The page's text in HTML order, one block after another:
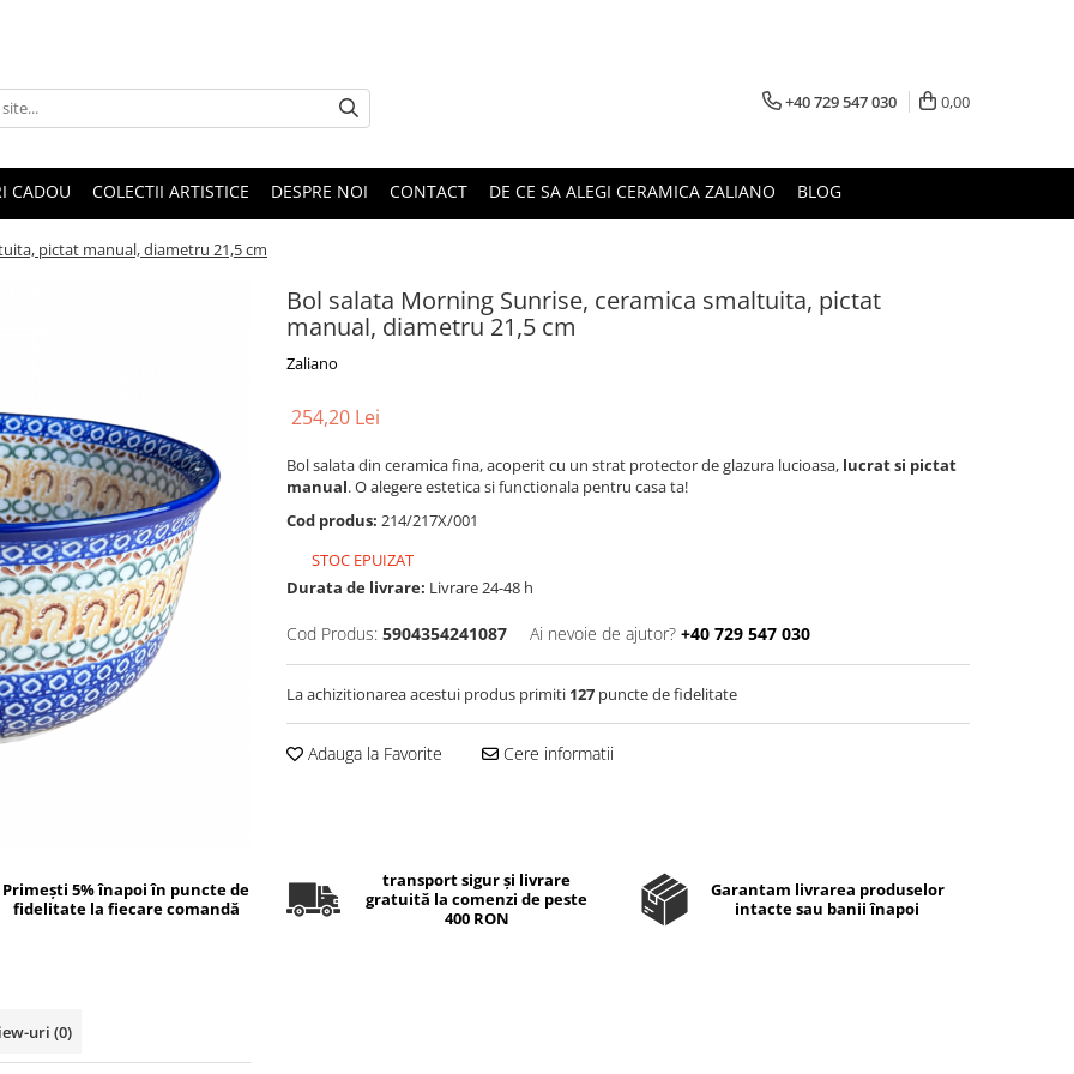
+40 729 547 030 0,00
CADOU COLECTII ARTISTICE DESPRE NOI CONTACT DE CE SA ALEGI CERAMICA ZALIANO BLOG
pictat manual, diametru 21,5 cm
Bol salata Morning Sunrise, ceramica smaltuita, pictat
manual, diametru 21,5 cm
Zaliano
254,20 Lei
Bol salata din ceramica fina, acoperit cu un strat protector de glazura lucioasa, lucrat si pictat
manual. O alegere estetica si functionala pentru casa ta!
Cod produs: 214/217X/001
STOC EPUIZAT
Durata de livrare: Livrare 24-48 h
Cod Produs: 5904354241087 Ai nevoie de ajutor? +40 729 547 030
La achizitionarea acestui produs primiti 127 puncte de fidelitate
Adauga la Favorite Cere informatii
Primești 5% înapoi în puncte de
fidelitate la fiecare comandă
transport sigur și livrare
gratuită la comenzi de peste
400 RON
Garantam livrarea produselor
intacte sau banii înapoi
uri (0)